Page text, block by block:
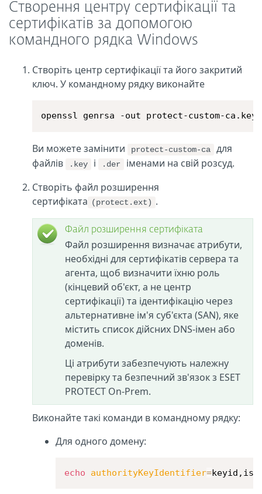
Створення центру сертифікації та
сертифікатів за допомогою
командного рядка Windows
Створіть центр сертифікації та його закритий
ключ. У командному рядку виконайте
openssl genrsa -out protect-custom-ca.key
Ви можете замінити protect-custom-ca
для
файлів
.key і .der
іменами на свій розсуд.
Створіть файл розширення
сертифіката (protect.ext) .
Файл розширення сертифіката
Файл розширення визначає атрибути,
необхідні для сертифікатів сервера та
агента, щоб визначити їхню роль
(кінцевий об'єкт, а не центр
сертифікації) та ідентифікацію через
альтернативне ім'я суб'єкта (SAN), яке
містить список дійсних DNS-імен або
доменів.
Ці атрибути забезпечують належну
перевірку та безпечний зв'язок з ESET
PROTECT On-Prem.
Виконайте такі команди в командному рядку:
Для одного домену:
echo authorityKeyIdentifier=